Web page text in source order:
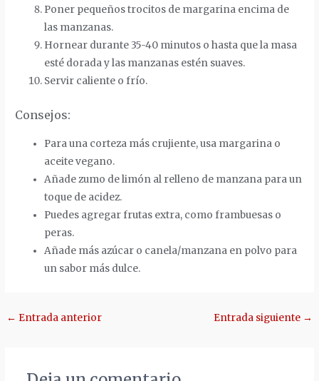
Poner pequeños trocitos de margarina encima de
las manzanas.
Hornear durante 35-40 minutos o hasta que la masa
esté dorada y las manzanas estén suaves.
Servir caliente o frío.
Consejos:
Para una corteza más crujiente, usa margarina o
aceite vegano.
Añade zumo de limón al relleno de manzana para un
toque de acidez.
Puedes agregar frutas extra, como frambuesas o
peras.
Añade más azúcar o canela/manzana en polvo para
un sabor más dulce.
Navegación
← Entrada anterior Entrada siguiente →